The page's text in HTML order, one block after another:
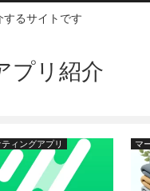
るサイトです
プリ紹介
ィングアプリ マ